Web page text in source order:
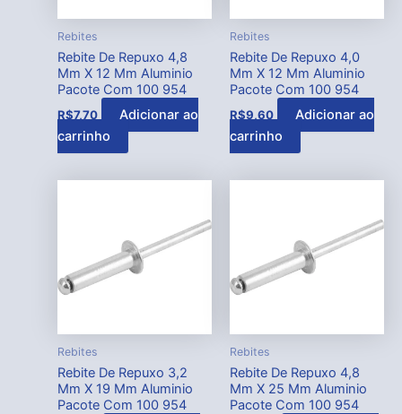
Rebites
Rebite De Repuxo 4,8
Mm X 12 Mm Aluminio
Pacote Com 100 954
R$7,70
Adicionar ao
carrinho
Rebites
Rebite De Repuxo 4,0
Mm X 12 Mm Aluminio
Pacote Com 100 954
R$9,60
Adicionar ao
carrinho
Rebites
Rebite De Repuxo 3,2
Mm X 19 Mm Aluminio
Pacote Com 100 954
Rebites
Rebite De Repuxo 4,8
Mm X 25 Mm Aluminio
Pacote Com 100 954